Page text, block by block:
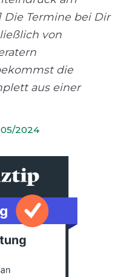
Die Termine bei Dir
von
die
aus einer
2024